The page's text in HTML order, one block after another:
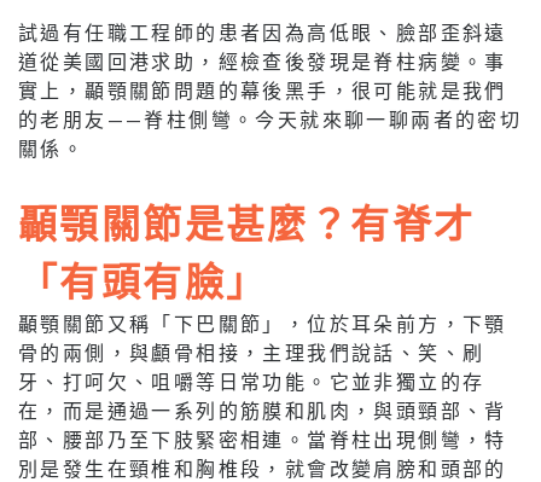
試過有任職工程師的患者因為高低眼、臉部歪斜遠
道從美國回港求助，經檢查後發現是脊柱病變。事
實上，顳顎關節問題的幕後黑手，很可能就是我們
的老朋友——脊柱側彎。今天就來聊一聊兩者的密切
關係。
顳顎關節是甚麼？有脊才
「有頭有臉」
顳顎關節又稱「下巴關節」，位於耳朵前方，下顎
骨的兩側，與顱骨相接，主理我們說話、笑、刷
牙、打呵欠、咀嚼等日常功能。它並非獨立的存
在，而是通過一系列的筋膜和肌肉，與頭頸部、背
部、腰部乃至下肢緊密相連。當脊柱出現側彎，特
別是發生在頸椎和胸椎段，就會改變肩膀和頭部的